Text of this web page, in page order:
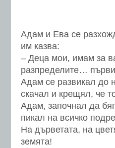
Адам и Ева се
им казва:
– Деца мои, имам за
разпределите…
Адам се развикал до
скачал и крещял, че
Адам, започнал да
пикал на всичко
На дърветата, на
земята!